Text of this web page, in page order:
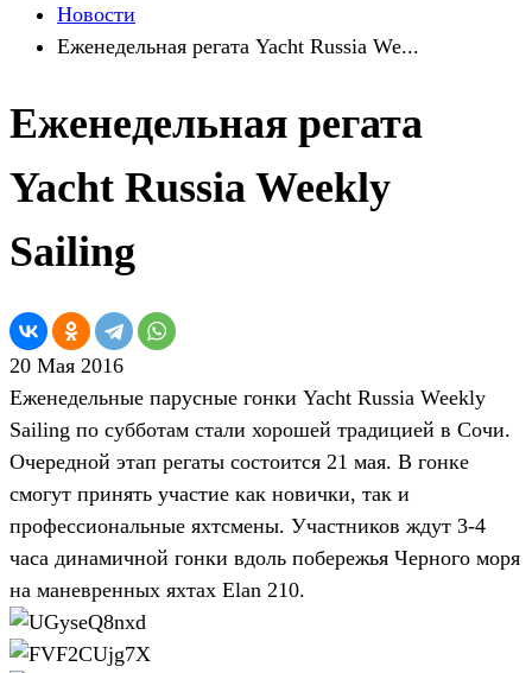
Новости
Еженедельная регата Yacht Russia We...
Еженедельная регата
Yacht Russia Weekly
Sailing
20 Мая 2016
Еженедельные парусные гонки Yacht Russia Weekly
Sailing по субботам стали хорошей традицией в Сочи.
Очередной этап регаты состоится 21 мая. В гонке
смогут принять участие как новички, так и
профессиональные яхтсмены. Участников ждут 3-4
часа динамичной гонки вдоль побережья Черного моря
на маневренных яхтах Elan 210.